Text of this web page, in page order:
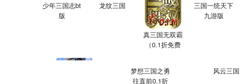
少年三国志bt
版
龙纹三国
真三国无双霸
（0.1折免费
三国一统天下
九游版
梦想三国之勇
往直前0.1折
风云三国